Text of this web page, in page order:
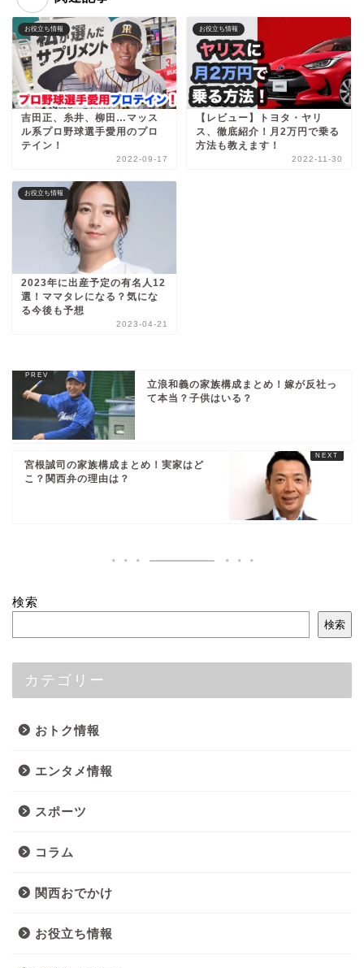
お役立ち情報
吉田正、糸井、柳田…マッス
ル系プロ野球選手愛用のプロ
テイン！
2022-09-17
お役立ち情報
【レビュー】トヨタ・ヤリ
ス、徹底紹介！月2万円で乗る
方法も教えます！
2022-11-30
お役立ち情報
2023年に出産予定の有名人12
選！ママタレになる？気にな
る今後も予想
2023-04-21
立浪和義の家族構成まとめ！嫁が反社っ
て本当？子供はいる？
宮根誠司の家族構成まとめ！実家はど
こ？関西弁の理由は？
検索
検索
カテゴリー
おトク情報
エンタメ情報
スポーツ
コラム
関西おでかけ
お役立ち情報